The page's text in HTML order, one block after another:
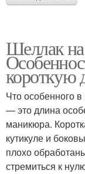
Шеллак на
короткую
Что особенного
— это длина
маникюра.
кутикуле и
плохо
стремиться к